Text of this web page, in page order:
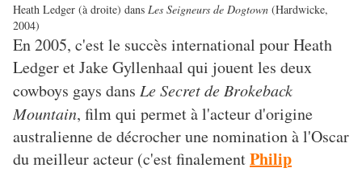
Heath Ledger (à droite) dans Les Seigneurs de Dogtown (Hardwicke,
2004)
En 2005, c'est le succès international pour Heath
Ledger et Jake Gyllenhaal qui jouent les deux
cowboys gays dans Le Secret de Brokeback
Mountain, film qui permet à l'acteur d'origine
australienne de décrocher une nomination à l'Oscar
du meilleur acteur (c'est finalementPhilip